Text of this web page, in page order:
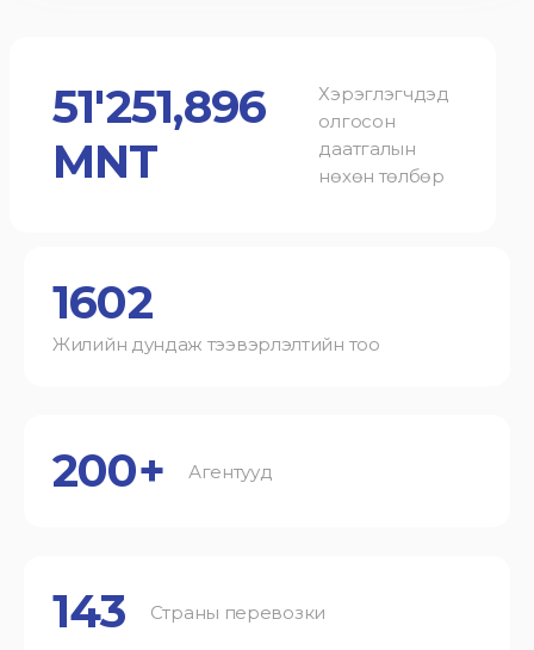
51'251,896
MNT
Хэрэглэгчдэд
олгосон
даатгалын
нөхөн төлбөр
1602
Жилийн дундаж тээвэрлэлтийн тоо
200+ Агентууд
143 Страны перевозки